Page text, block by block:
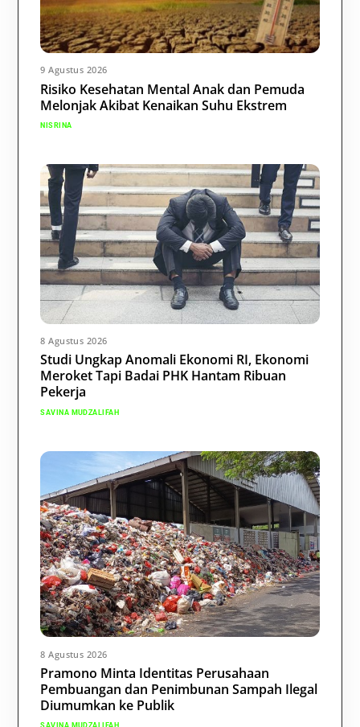
9 Agustus 2026
Risiko Kesehatan Mental Anak dan Pemuda
Melonjak Akibat Kenaikan Suhu Ekstrem
NISRINA
8 Agustus 2026
Studi Ungkap Anomali Ekonomi RI, Ekonomi
Meroket Tapi Badai PHK Hantam Ribuan
Pekerja
SAVINA MUDZALIFAH
8 Agustus 2026
Pramono Minta Identitas Perusahaan
Pembuangan dan Penimbunan Sampah Ilegal
Diumumkan ke Publik